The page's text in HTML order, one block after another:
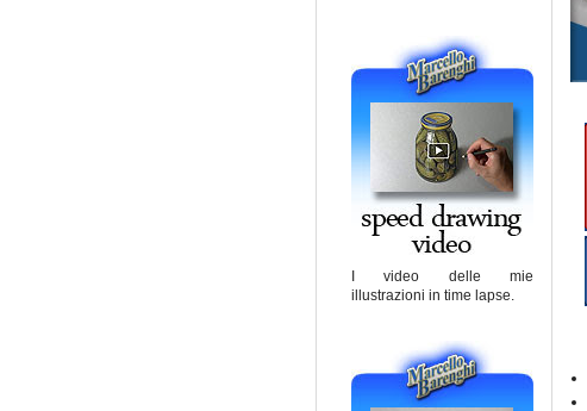
I video delle mie
illustrazioni in time lapse.